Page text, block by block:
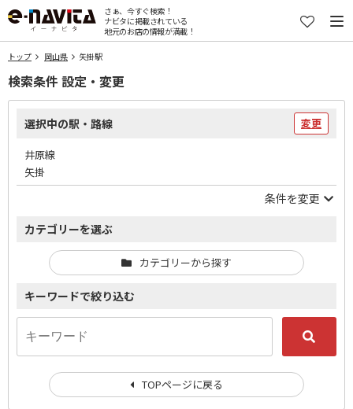
さぁ、今すぐ検索！
ナビタに掲載されている
地元のお店の情報が満載！
トップ 岡山県 矢掛駅
検索条件 設定・変更
選択中の駅・路線 変更
井原線
矢掛
条件を変更
カテゴリーを選ぶ
カテゴリーから探す
キーワードで絞り込む
TOPページに戻る